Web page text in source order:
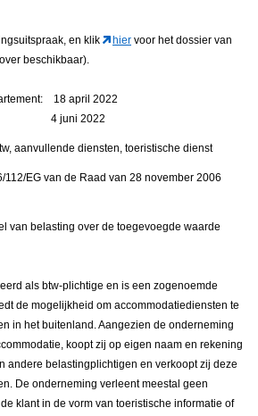
en klik hier voor het dossier van
beschikbaar).
18 april 2022
4 juni 2022
aanvullende diensten, toeristische dienst
112/EG van de Raad van 28 november 2006
van belasting over de toegevoegde waarde
als btw-plichtige en is een zogenoemde
de mogelijkheid om accommodatiediensten te
in het buitenland. Aangezien de onderneming
koopt zij op eigen naam en rekening
andere belastingplichtigen en verkoopt zij deze
De onderneming verleent meestal geen
klant in de vorm van toeristische informatie of